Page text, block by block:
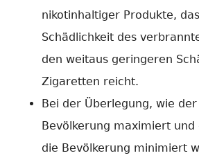
nikotinhaltiger Produkte,
Schädlichkeit des
den weitaus geringeren
Zigaretten reicht.
Bei der Überlegung, wie
Bevölkerung maximiert und
die Bevölkerung minimiert